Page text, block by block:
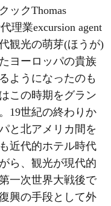
ックThomas
理業excursion agent
観光の萌芽(ほうが)
ヨーロッパの貴族
ようになったのも
この時期をグラン
19世紀の終わりか
と北アメリカ間を
近代的ホテル時代
ら、観光が現代的
一次世界大戦後で
興の手段として外